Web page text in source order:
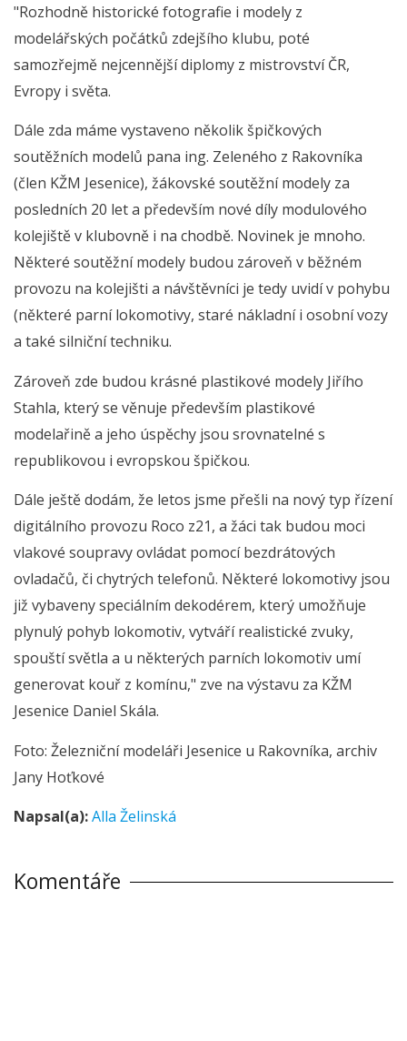
"Rozhodně historické fotografie i modely z
modelářských počátků zdejšího klubu, poté
samozřejmě nejcennější diplomy z mistrovství ČR,
Evropy i světa.
Dále zda máme vystaveno několik špičkových
soutěžních modelů pana ing. Zeleného z Rakovníka
(člen KŽM Jesenice), žákovské soutěžní modely za
posledních 20 let a především nové díly modulového
kolejiště v klubovně i na chodbě. Novinek je mnoho.
Některé soutěžní modely budou zároveň v běžném
provozu na kolejišti a návštěvníci je tedy uvidí v pohybu
(některé parní lokomotivy, staré nákladní i osobní vozy
a také silniční techniku.
Zároveň zde budou krásné plastikové modely Jiřího
Stahla, který se věnuje především plastikové
modelařině a jeho úspěchy jsou srovnatelné s
republikovou i evropskou špičkou.
Dále ještě dodám, že letos jsme přešli na nový typ řízení
digitálního provozu Roco z21, a žáci tak budou moci
vlakové soupravy ovládat pomocí bezdrátových
ovladačů, či chytrých telefonů. Některé lokomotivy jsou
již vybaveny speciálním dekodérem, který umožňuje
plynulý pohyb lokomotiv, vytváří realistické zvuky,
spouští světla a u některých parních lokomotiv umí
generovat kouř z komínu," zve na výstavu za KŽM
Jesenice Daniel Skála.
Foto: Železniční modeláři Jesenice u Rakovníka, archiv
Jany Hoťkové
Napsal(a):Alla Želinská
Komentáře